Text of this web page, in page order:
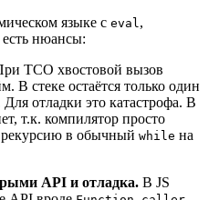
языке с eval ,
нюансы:
TCO хвостовой вызов
В стеке остаётся только один
отладки это катастрофа. В
т.к. компилятор просто
рекурсию в обычный while на
API и отладка. В JS